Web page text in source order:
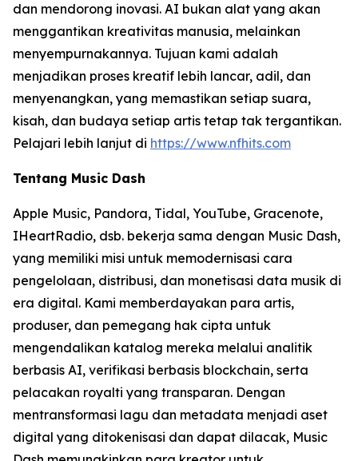
dan mendorong inovasi. AI bukan alat yang akan
menggantikan kreativitas manusia, melainkan
menyempurnakannya. Tujuan kami adalah
menjadikan proses kreatif lebih lancar, adil, dan
menyenangkan, yang memastikan setiap suara,
kisah, dan budaya setiap artis tetap tak tergantikan.
Pelajari lebih lanjut di https://www.nfhits.com
Tentang Music Dash
Apple Music, Pandora, Tidal, YouTube, Gracenote,
IHeartRadio, dsb. bekerja sama dengan Music Dash,
yang memiliki misi untuk memodernisasi cara
pengelolaan, distribusi, dan monetisasi data musik di
era digital. Kami memberdayakan para artis,
produser, dan pemegang hak cipta untuk
mengendalikan katalog mereka melalui analitik
berbasis AI, verifikasi berbasis blockchain, serta
pelacakan royalti yang transparan. Dengan
mentransformasi lagu dan metadata menjadi aset
digital yang ditokenisasi dan dapat dilacak, Music